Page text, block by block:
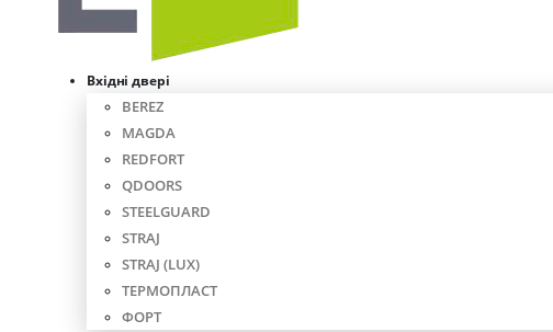
Вхідні двері
BEREZ
MAGDA
REDFORT
QDOORS
STEELGUARD
STRAJ
STRAJ (LUX)
ТЕРМОПЛАСТ
ФОРТ